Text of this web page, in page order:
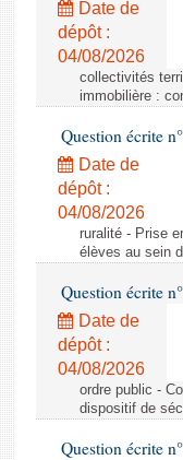
Date de
dépôt :
04/08/2026
collectivités
immobilière :
Question écrite
Date de
dépôt :
04/08/2026
ruralité - Prise
élèves au sein
Question écrite
Date de
dépôt :
04/08/2026
ordre public -
dispositif de
Question écrite